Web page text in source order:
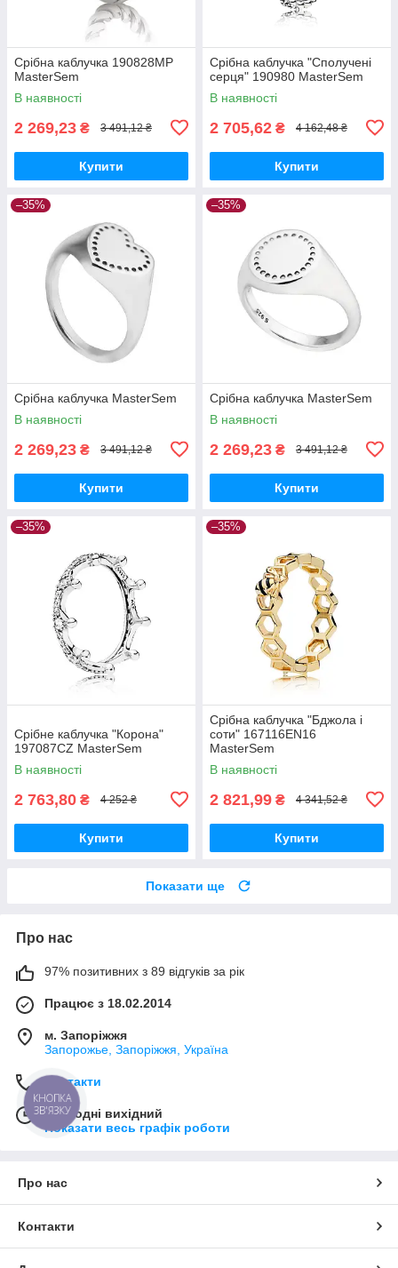
Срібна каблучка 190828MP
MasterSem
В наявності
2 269,23 ₴ 3 491,12 ₴
Купити
Срібна каблучка "Сполучені
серця" 190980 MasterSem
В наявності
2 705,62 ₴ 4 162,48 ₴
Купити
–35%
Срібна каблучка MasterSem
В наявності
2 269,23 ₴ 3 491,12 ₴
Купити
–35%
Срібна каблучка MasterSem
В наявності
2 269,23 ₴ 3 491,12 ₴
Купити
–35%
Срібне каблучка "Корона"
197087CZ MasterSem
В наявності
2 763,80 ₴ 4 252 ₴
Купити
–35%
Срібна каблучка "Бджола і
соти" 167116EN16
MasterSem
В наявності
2 821,99 ₴ 4 341,52 ₴
Купити
Показати ще
Про нас
97% позитивних з 89 відгуків за рік
Працює з 18.02.2014
м. Запоріжжя
Запорожье, Запоріжжя, Україна
Контакти
Сьогодні вихідний
Показати весь графік роботи
Про нас
Контакти
КНОПКА
ЗВ'ЯЗКУ